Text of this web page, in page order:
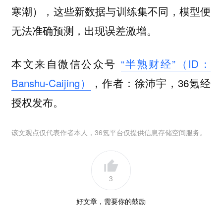
寒潮），这些新数据与训练集不同，模型便
无法准确预测，出现误差激增。
本文来自微信公众号 “半熟财经”（ID：
Banshu-Caijing）
，作者：徐沛宇，36氪经
授权发布。
该文观点仅代表作者本人，36氪平台仅提供信息存储空间服务。
3
好文章，需要你的鼓励